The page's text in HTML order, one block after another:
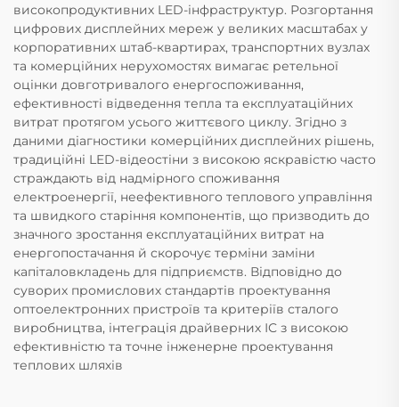
високопродуктивних LED-інфраструктур. Розгортання
цифрових дисплейних мереж у великих масштабах у
корпоративних штаб-квартирах, транспортних вузлах
та комерційних нерухомостях вимагає ретельної
оцінки довготривалого енергоспоживання,
ефективності відведення тепла та експлуатаційних
витрат протягом усього життєвого циклу. Згідно з
даними діагностики комерційних дисплейних рішень,
традиційні LED-відеостіни з високою яскравістю часто
страждають від надмірного споживання
електроенергії, неефективного теплового управління
та швидкого старіння компонентів, що призводить до
значного зростання експлуатаційних витрат на
енергопостачання й скорочує терміни заміни
капіталовкладень для підприємств. Відповідно до
суворих промислових стандартів проектування
оптоелектронних пристроїв та критеріїв сталого
виробництва, інтеграція драйверних ІС з високою
ефективністю та точне інженерне проектування
теплових шляхів